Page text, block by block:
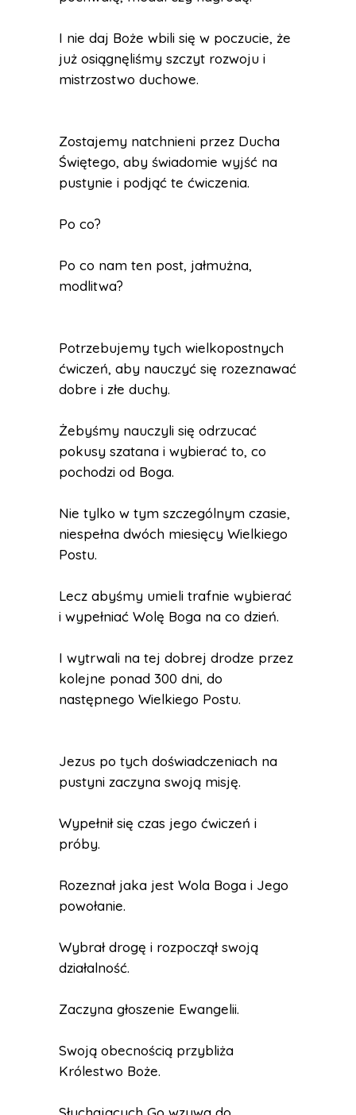
I nie daj Boże wbili się w poczucie, że
już osiągnęliśmy szczyt rozwoju i
mistrzostwo duchowe.
Zostajemy natchnieni przez Ducha
Świętego, aby świadomie wyjść na
pustynie i podjąć te ćwiczenia.
Po co?
Po co nam ten post, jałmużna,
modlitwa?
Potrzebujemy tych wielkopostnych
ćwiczeń, aby nauczyć się rozeznawać
dobre i złe duchy.
Żebyśmy nauczyli się odrzucać
pokusy szatana i wybierać to, co
pochodzi od Boga.
Nie tylko w tym szczególnym czasie,
niespełna dwóch miesięcy Wielkiego
Postu.
Lecz abyśmy umieli trafnie wybierać
i wypełniać Wolę Boga na co dzień.
I wytrwali na tej dobrej drodze przez
kolejne ponad 300 dni, do
następnego Wielkiego Postu.
Jezus po tych doświadczeniach na
pustyni zaczyna swoją misję.
Wypełnił się czas jego ćwiczeń i
próby.
Rozeznał jaka jest Wola Boga i Jego
powołanie.
Wybrał drogę i rozpoczął swoją
działalność.
Zaczyna głoszenie Ewangelii.
Swoją obecnością przybliża
Królestwo Boże.